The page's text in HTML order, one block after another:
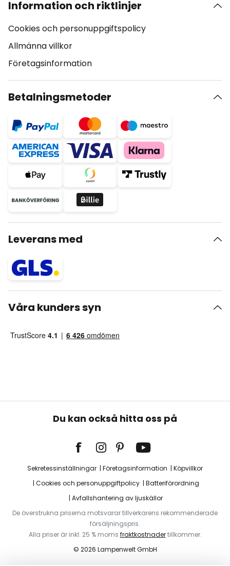
Information och riktlinjer
Cookies och personuppgiftspolicy
Allmänna villkor
Företagsinformation
Betalningsmetoder
Leverans med
Våra kunders syn
Du kan också hitta oss på
Sekretessinställningar Företagsinformation
Köpvillkor
Cookies och personuppgiftpolicy
Batteriförordning
Avfallshantering av ljuskällor
De överstrukna priserna motsvarar tillverkarens rekommenderade
försäljningspris.
Alla priser är inkl. 25 % moms fraktkostnadertillkommer.
© 2026 Lampenwelt GmbH